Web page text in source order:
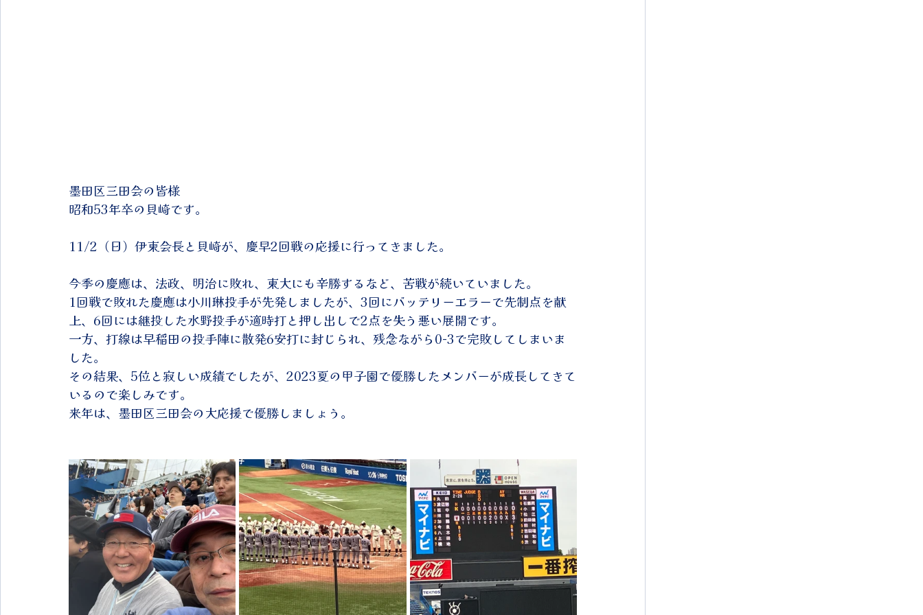
墨田区三田会の皆様
昭和53年卒の貝崎です。
11/2（日）伊東会長と貝崎が、慶早2回戦の応援に行ってきました。
今季の慶應は、法政、明治に敗れ、東大にも辛勝するなど、苦戦が続いていました。
1回戦で敗れた慶應は小川琳投手が先発しましたが、3回にバッテリーエラーで先制点を献
上、6回には継投した水野投手が適時打と押し出しで2点を失う悪い展開です。
一方、打線は早稲田の投手陣に散発6安打に封じられ、残念ながら0-3で完敗してしまいま
した。
その結果、5位と寂しい成績でしたが、2023夏の甲子園で優勝したメンバーが成長してきて
いるので楽しみです。
来年は、墨田区三田会の大応援で優勝しましょう。